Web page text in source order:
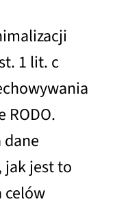
1 lit. c
RODO.
jak jest to
celów